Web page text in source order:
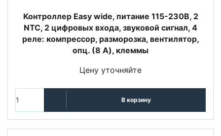
Контроллер Easy wide, питание 115-230В, 2
NTC, 2 цифровых входа, звуковой сигнал, 4
реле: компрессор, разморозка, вентилятор,
опц. (8 A), клеммы
Цену уточняйте
В корзину